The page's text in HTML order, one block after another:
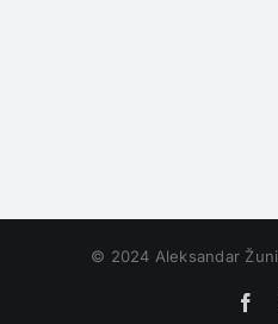
© 2024 Aleksandar